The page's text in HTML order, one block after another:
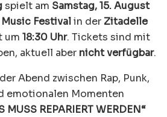
spielt am Samstag, 15. August
Festivalin der Zitadelle
um 18:30 Uhr. Tickets sind mit
aktuell aber nicht verfügbar.
Abend zwischen Rap, Punk,
emotionalen Momenten
MUSS REPARIERT WERDEN“